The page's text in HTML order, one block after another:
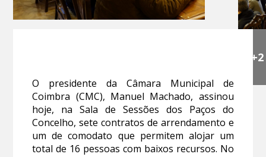
+2
O presidente da Câmara Municipal de
Coimbra (CMC), Manuel Machado, assinou
hoje, na Sala de Sessões dos Paços do
Concelho, sete contratos de arrendamento e
um de comodato que permitem alojar um
total de 16 pessoas com baixos recursos. No